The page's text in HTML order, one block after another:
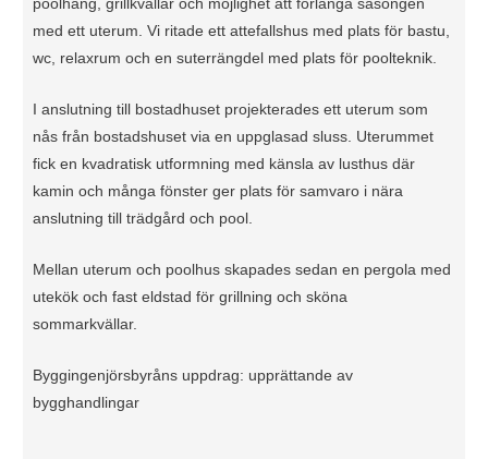
poolhäng, grillkvällar och möjlighet att förlänga säsongen
med ett uterum. Vi ritade ett attefallshus med plats för bastu,
wc, relaxrum och en suterrängdel med plats för poolteknik.
I anslutning till bostadhuset projekterades ett uterum som
nås från bostadshuset via en uppglasad sluss. Uterummet
fick en kvadratisk utformning med känsla av lusthus där
kamin och många fönster ger plats för samvaro i nära
anslutning till trädgård och pool.
Mellan uterum och poolhus skapades sedan en pergola med
utekök och fast eldstad för grillning och sköna
sommarkvällar.
Byggingenjörsbyråns uppdrag: upprättande av
bygghandlingar